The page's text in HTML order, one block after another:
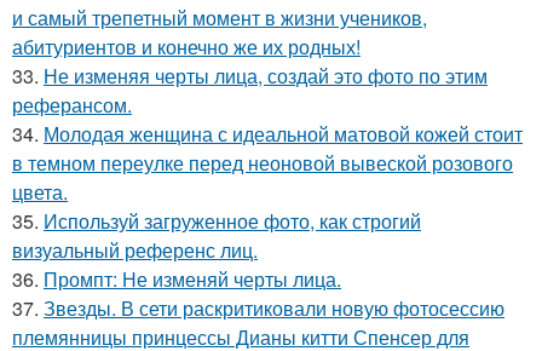
и самый трепетный момент в жизни учеников,
абитуриентов и конечно же их родных!
33. Не изменяя черты лица, создай это фото по этим
реферансом.
34. Молодая женщина с идеальной матовой кожей стоит
в темном переулке перед неоновой вывеской розового
цвета.
35. Используй загруженное фото, как строгий
визуальный референс лиц.
36. Промпт: Не изменяй черты лица.
37. Звезды. В сети раскритиковали новую фотосессию
племянницы принцессы Дианы китти Спенсер для